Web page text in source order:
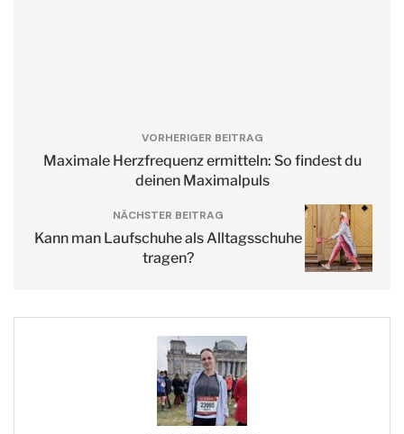
VORHERIGER BEITRAG
Maximale Herzfrequenz ermitteln: So findest du
deinen Maximalpuls
NÄCHSTER BEITRAG
Kann man Laufschuhe als Alltagsschuhe
tragen?